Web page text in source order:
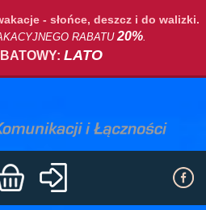
- słońce, deszcz i do walizki.
RABATU20%.
LATO